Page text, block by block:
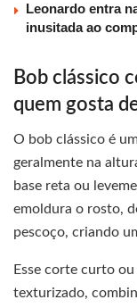
Leonardo entra
inusitada ao
Bob clássico
quem gosta
O bob clássico é
geralmente na
base reta ou
emoldura o rosto,
pescoço, criando
Esse corte curto
texturizado,